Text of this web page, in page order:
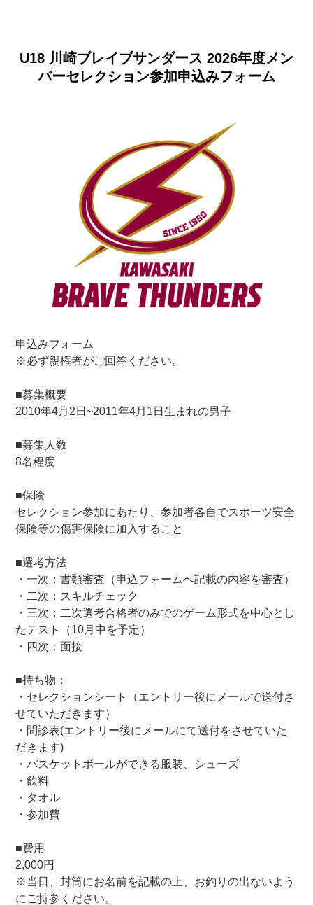
U18 川崎ブレイブサンダース 2026年度メン
バーセレクション参加申込みフォーム
申込みフォーム
※必ず親権者がご回答ください。
■募集概要
2010年4月2日~2011年4月1日生まれの男子
■募集人数
8名程度
■保険
セレクション参加にあたり、参加者各自でスポーツ安全
保険等の傷害保険に加入すること
■選考方法
・一次：書類審査（申込フォームへ記載の内容を審査）
・二次：スキルチェック
・三次：二次選考合格者のみでのゲーム形式を中心とし
たテスト（10月中を予定）
・四次：面接
■持ち物：
・セレクションシート（エントリー後にメールで送付さ
せていただきます）
・問診表(エントリー後にメールにて送付をさせていた
だきます)
・バスケットボールができる服装、シューズ
・飲料
・タオル
・参加費
■費用
2,000円
※当日、封筒にお名前を記載の上、お釣りの出ないよう
にご持参ください。